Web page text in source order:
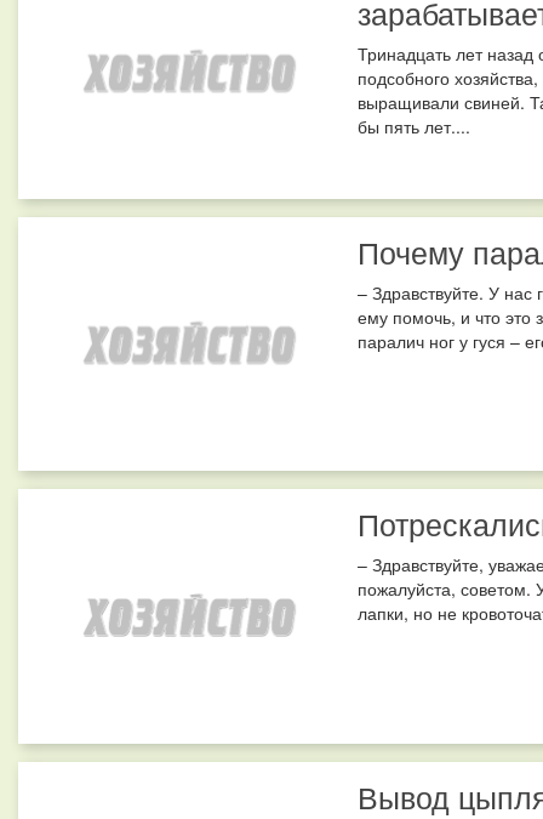
Тринадцать лет назад
подсобного
выращивали свиней.
бы пять лет....
Почему
– Здравствуйте. У нас
ему помочь, и что это
паралич ног у гуся –
– Здравствуйте,
пожалуйста, советом.
лапки, но не
Вывод